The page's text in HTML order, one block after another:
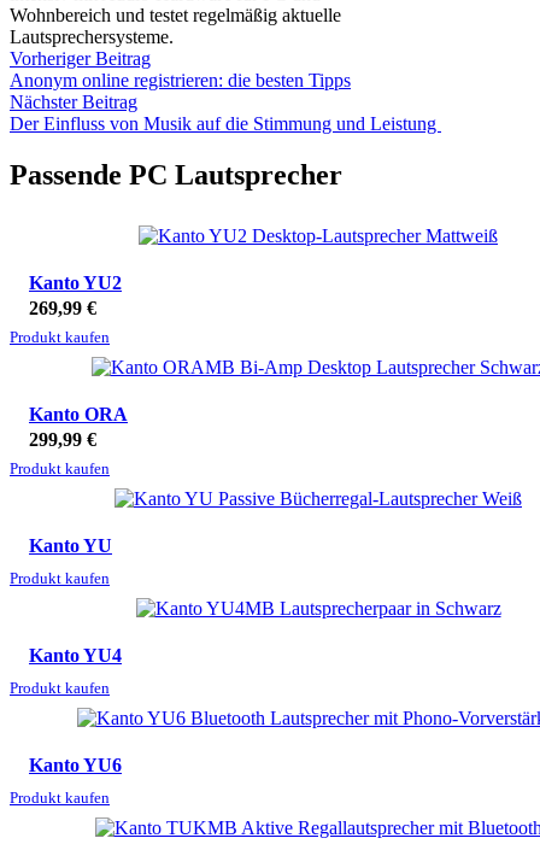
Wohnbereich und testet regelmäßig aktuelle
Lautsprechersysteme.
Vorheriger Beitrag
Anonym online registrieren: die besten Tipps
Nächster Beitrag
Der Einfluss von Musik auf die Stimmung und Leistung
Passende PC Lautsprecher
Kanto YU2
269,99 €
Produkt kaufen
Kanto ORA
299,99 €
Produkt kaufen
Kanto YU
Produkt kaufen
Kanto YU4
Produkt kaufen
Kanto YU6
Produkt kaufen